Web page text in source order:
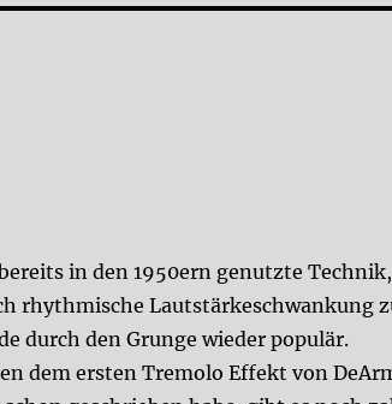
in den 1950ern genutzte
rhythmische Lautstärkeschwankung
durch den Grunge wieder populär.
dem ersten Tremolo Effekt von